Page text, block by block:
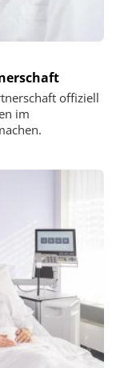
offiziell
im